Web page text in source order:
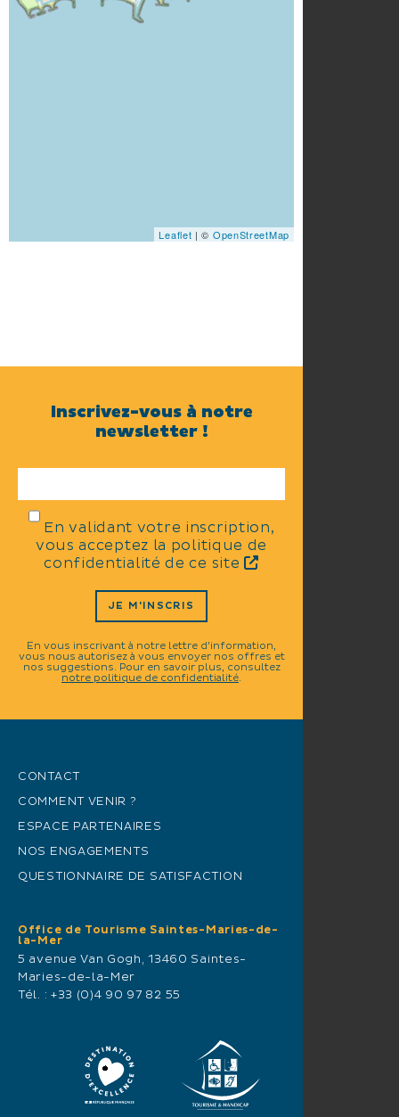
Leaflet | © OpenStreetMap
Inscrivez-vous à notre
newsletter !
En validant votre inscription,
vous acceptez la politique de
confidentialité de ce site
JE M'INSCRIS
En vous inscrivant à notre lettre d'information,
vous nous autorisez à vous envoyer nos offres et
nos suggestions. Pour en savoir plus, consultez
notre politique de confidentialité.
CONTACT
COMMENT VENIR ?
ESPACE PARTENAIRES
NOS ENGAGEMENTS
QUESTIONNAIRE DE SATISFACTION
Office de Tourisme Saintes-Maries-de-
la-Mer
5 avenue Van Gogh, 13460 Saintes-
Maries-de-la-Mer
Tél. : +33 (0)4 90 97 82 55